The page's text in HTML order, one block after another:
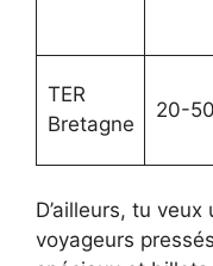
TER
Bretagne
20-50
D’ailleurs, tu
voyageurs